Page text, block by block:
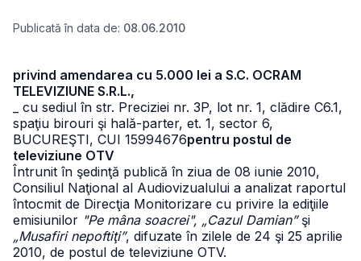
Publicată în data de: 08.06.2010
privind amendarea cu 5.000 lei a S.C. OCRAM
TELEVIZIUNE S.R.L.,
_ cu sediul în str. Preciziei nr. 3P, lot nr. 1, clădire C6.1,
spaţiu birouri şi hală-parter, et. 1, sector 6,
BUCUREŞTI, CUI 15994676pentru postul de
televiziune OTV
Întrunit în şedinţă publică în ziua de 08 iunie 2010,
Consiliul Naţional al Audiovizualului a analizat raportul
întocmit de Direcţia Monitorizare cu privire la ediţiile
emisiunilor "Pe mâna soacrei", „Cazul Damian”şi
„Musafiri nepoftiţi”, difuzate în zilele de 24 şi 25 aprilie
2010, de postul de televiziune OTV.